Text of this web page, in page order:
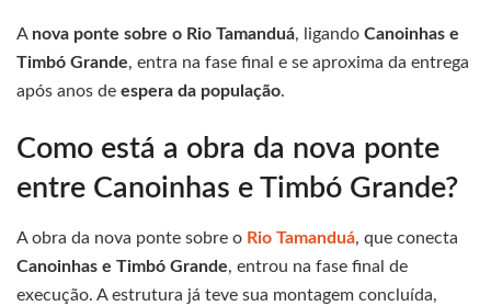
A nova ponte sobre o Rio Tamanduá, ligando Canoinhas e
Timbó Grande, entra na fase final e se aproxima da entrega
após anos de espera da população.
Como está a obra da nova ponte
entre Canoinhas e Timbó Grande?
A obra da nova ponte sobre o Rio Tamanduá, que conecta
Canoinhas e Timbó Grande, entrou na fase final de
execução. A estrutura já teve sua montagem concluída,